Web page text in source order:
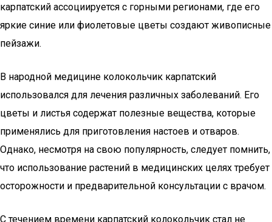
карпатский ассоциируется с горными регионами, где его
яркие синие или фиолетовые цветы создают живописные
пейзажи.
В народной медицине колокольчик карпатский
использовался для лечения различных заболеваний. Его
цветы и листья содержат полезные вещества, которые
применялись для приготовления настоев и отваров.
Однако, несмотря на свою популярность, следует помнить,
что использование растений в медицинских целях требует
осторожности и предварительной консультации с врачом.
С течением времени карпатский колокольчик стал не